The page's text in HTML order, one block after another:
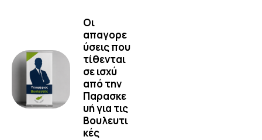
Οι
απαγορε
ύσεις που
τίθενται
σε ισχύ
από την
Παρασκε
υή για τις
Βουλευτι
κές